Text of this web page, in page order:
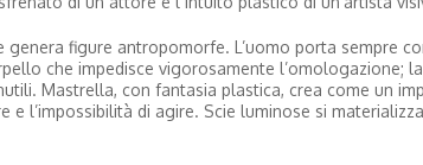
genera figure antropomorfe. L’uomo porta sempre
che impedisce vigorosamente l’omologazione;
Mastrella, con fantasia plastica, crea come un
l’impossibilità di agire. Scie luminose si